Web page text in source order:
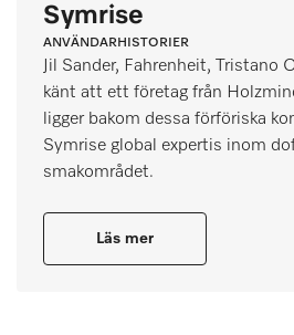
Symrise
ANVÄNDARHISTORIER
Jil Sander, Fahrenheit, Tristano
känt att ett företag från
ligger bakom dessa förföriska
Symrise global expertis inom
smakområdet.
Läs mer